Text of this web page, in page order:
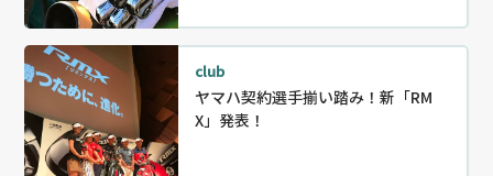
club
ヤマハ契約選手揃い踏み！新「RM
X」発表！